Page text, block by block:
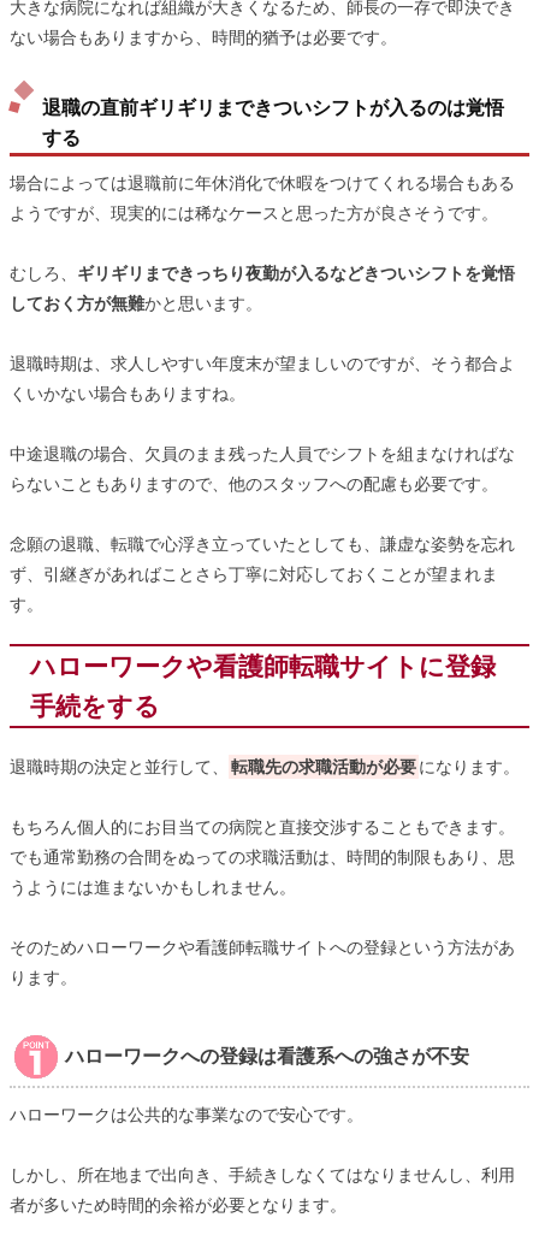
大きな病院になれば組織が大きくなるため、師長の一存で即決でき
ない場合もありますから、時間的猶予は必要です。
退職の直前ギリギリまできついシフトが入るのは覚悟
する
場合によっては退職前に年休消化で休暇をつけてくれる場合もある
ようですが、現実的には稀なケースと思った方が良さそうです。
むしろ、 ギリギリまできっちり夜勤が入るなどきついシフトを覚悟
しておく方が無難かと思います。
退職時期は、求人しやすい年度末が望ましいのですが、そう都合よ
くいかない場合もありますね。
中途退職の場合、欠員のまま残った人員でシフトを組まなければな
らないこともありますので、他のスタッフへの配慮も必要です。
念願の退職、転職で心浮き立っていたとしても、謙虚な姿勢を忘れ
ず、引継ぎがあればことさら丁寧に対応しておくことが望まれま
す。
ハローワークや看護師転職サイトに登録
手続をする
退職時期の決定と並行して、 転職先の求職活動が必要になります。
もちろん個人的にお目当ての病院と直接交渉することもできます。
でも通常勤務の合間をぬっての求職活動は、時間的制限もあり、思
うようには進まないかもしれません。
そのためハローワークや看護師転職サイトへの登録という方法があ
ります。
ハローワークへの登録は看護系への強さが不安
ハローワークは公共的な事業なので安心です。
しかし、所在地まで出向き、手続きしなくてはなりませんし、利用
者が多いため時間的余裕が必要となります。